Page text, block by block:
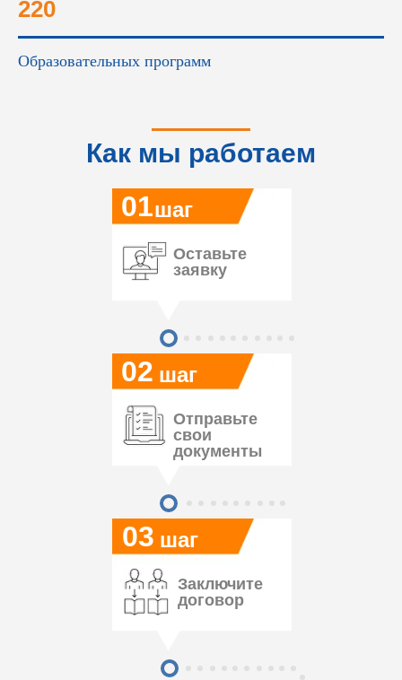
220
Образовательных программ
Как мы работаем
03
02
01
Оставьте
заявку
шаг
шаг
шаг
Отправьте
свои
документы
Заключите
договор